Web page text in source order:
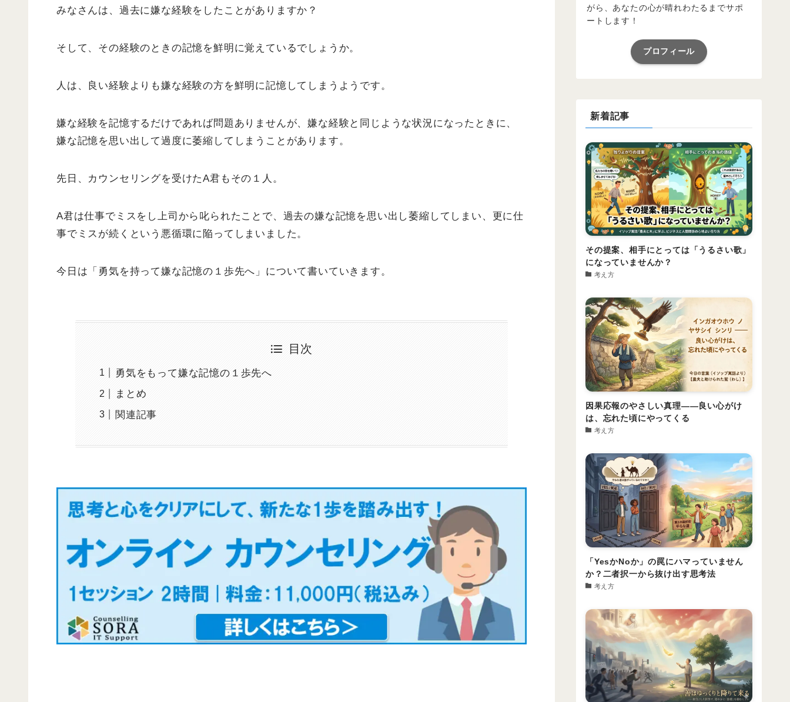
みなさんは、過去に嫌な経験をしたことがありますか？
そして、その経験のときの記憶を鮮明に覚えているでしょうか。
人は、良い経験よりも嫌な経験の方を鮮明に記憶してしまうようです。
嫌な経験を記憶するだけであれば問題ありませんが、嫌な経験と同じような状況になったときに、
嫌な記憶を思い出して過度に萎縮してしまうことがあります。
先日、カウンセリングを受けたA君もその１人。
A君は仕事でミスをし上司から叱られたことで、過去の嫌な記憶を思い出し萎縮してしまい、更に仕
事でミスが続くという悪循環に陥ってしまいました。
今日は「勇気を持って嫌な記憶の１歩先へ」について書いていきます。
目次
勇気をもって嫌な記憶の１歩先へ
まとめ
関連記事
がら、あなたの心が晴れわたるまでサポ
ートします！
プロフィール
新着記事
その提案、相手にとっては「うるさい歌」
になっていませんか？
考え方
因果応報のやさしい真理――良い心がけ
は、忘れた頃にやってくる
考え方
「YesかNoか」の罠にハマっていません
か？二者択一から抜け出す思考法
考え方